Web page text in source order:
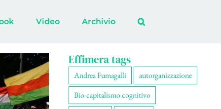
Video Archivio
Effimera tags
Andrea Fumagalli
autorganizzazione
Bio-capitalismo cognitivo